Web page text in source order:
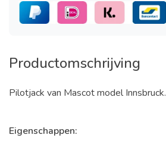
Productomschrijving
Pilotjack van Mascot model Innsbruck.
Eigenschappen: